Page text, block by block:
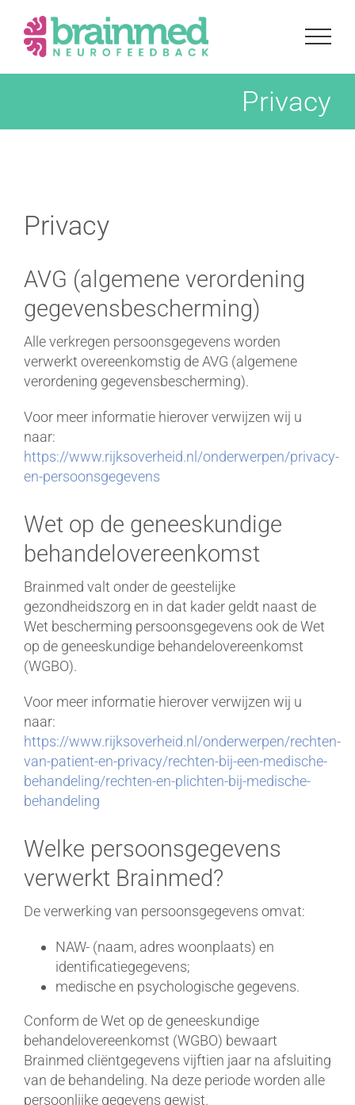
naar
inhoud
Privacy
Privacy
AVG (algemene verordening
gegevensbescherming)
Alle verkregen persoonsgegevens worden
verwerkt overeenkomstig de AVG (algemene
verordening gegevensbescherming).
Voor meer informatie hierover verwijzen wij u
naar:
https://www.rijksoverheid.nl/onderwerpen/privacy-
en-persoonsgegevens
Wet op de geneeskundige
behandelovereenkomst
Brainmed valt onder de geestelijke
gezondheidszorg en in dat kader geldt naast de
Wet bescherming persoonsgegevens ook de Wet
op de geneeskundige behandelovereenkomst
(WGBO).
Voor meer informatie hierover verwijzen wij u
naar:
https://www.rijksoverheid.nl/onderwerpen/rechten-
van-patient-en-privacy/rechten-bij-een-medische-
behandeling/rechten-en-plichten-bij-medische-
behandeling
Welke persoonsgegevens
verwerkt Brainmed?
De verwerking van persoonsgegevens omvat:
NAW- (naam, adres woonplaats) en
identificatiegegevens;
medische en psychologische gegevens.
Conform de Wet op de geneeskundige
behandelovereenkomst (WGBO) bewaart
Brainmed cliëntgegevens vijftien jaar na afsluiting
van de behandeling. Na deze periode worden alle
persoonlijke gegevens gewist.